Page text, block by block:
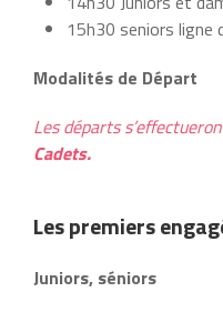
15h30 seniors ligne
Modalités de Départ
Les départs
Cadets.
Les premiers
Juniors, séniors